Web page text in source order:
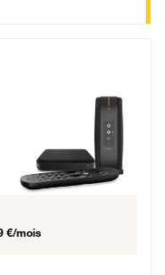
€ par mois, Engagement 12 mois
€/mois